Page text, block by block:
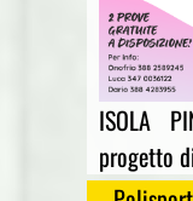
ISOLA
progetto